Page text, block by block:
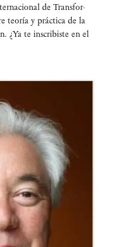
de Trans­for­
teo­ría y prác­ti­ca de la
¿Ya te ins­cri­bis­te en el